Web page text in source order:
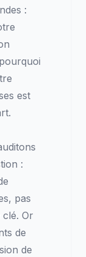
:
est
:
pas
Or
de
de